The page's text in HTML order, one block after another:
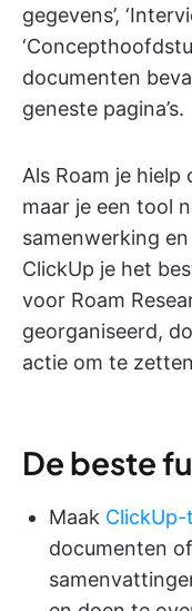
gegevens’,
documenten
geneste pagina’s.
Als Roam je
maar je een tool
samenwerking
ClickUp je het
voor Roam
georganiseerd,
actie om te
De beste
Maak ClickUp-
documenten